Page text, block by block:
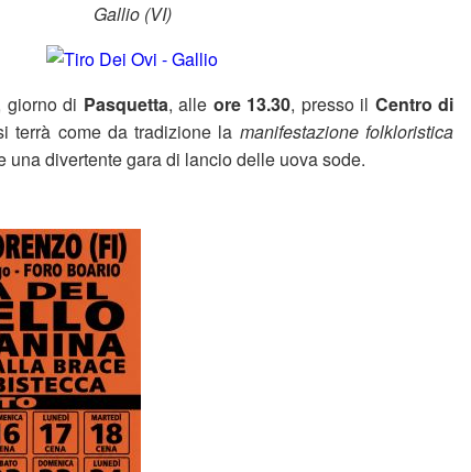
Gallio (VI)
giorno di Pasquetta, alle ore 13.30, presso il Centro di
terrà come da tradizione la manifestazione folkloristica
una divertente gara di lancio delle uova sode.